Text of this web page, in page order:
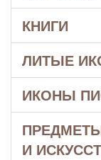
КНИГИ
ЛИТЫЕ
ИКОНЫ
И